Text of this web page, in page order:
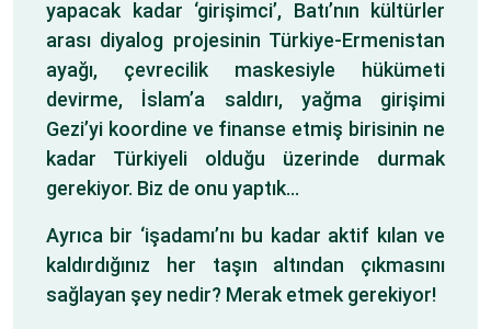
yapacak kadar ‘girişimci’, Batı’nın kültürler
arası diyalog projesinin Türkiye-Ermenistan
ayağı, çevrecilik maskesiyle hükümeti
devirme, İslam’a saldırı, yağma girişimi
Gezi’yi koordine ve finanse etmiş birisinin ne
kadar Türkiyeli olduğu üzerinde durmak
gerekiyor. Biz de onu yaptık…
Ayrıca bir ‘işadamı’nı bu kadar aktif kılan ve
kaldırdığınız her taşın altından çıkmasını
sağlayan şey nedir? Merak etmek gerekiyor!